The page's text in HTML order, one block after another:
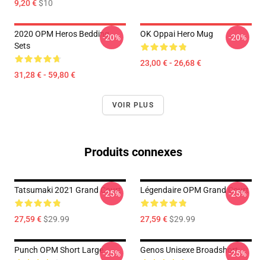
9,20 €$10
2020 OPM Heros Bedding
Sets
31,28 € - 59,80 €
-20% OK Oppai Hero Mug
23,00 € - 26,68 €
-20%
VOIR PLUS
Produits connexes
Tatsumaki 2021 Grand Court
27,59 €$29.99
-25% Légendaire OPM Grand Court
27,59 €$29.99
-25%
Punch OPM Short Large-25% Genos Unisexe Broadshort-25%